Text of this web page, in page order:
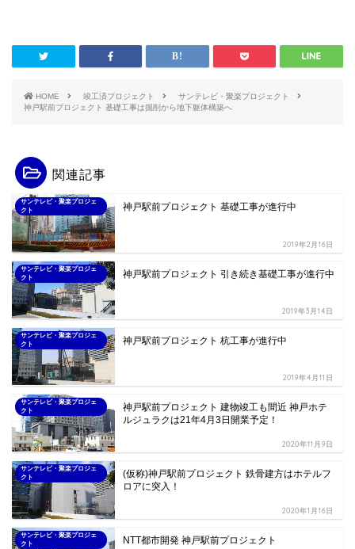
HOME 竣工済プロジェクト
サンテレビ・聚楽プロジェクト
神戸駅前プロジェクト 基礎工事は掘削から地下躯体構築へ
関連記事
サンテレビ・聚楽プロジェ
クト
神戸駅前プロジェクト 基礎工事が進行中
2019年2月16日
サンテレビ・聚楽プロジェ
クト
神戸駅前プロジェクト 引き続き基礎工事が進行中
2019年3月14日
サンテレビ・聚楽プロジェ
クト
神戸駅前プロジェクト 杭工事が進行中
2019年4月11日
サンテレビ・聚楽プロジェ
クト
神戸駅前プロジェクト 建物竣工も間近 神戸ホテ
ルジュラクは21年4月3日開業予定！
2020年11月9日
サンテレビ・聚楽プロジェ
クト
(仮称)神戸駅前プロジェクト 鉄骨建方はホテルフ
ロアに突入！
2020年1月16日
サンテレビ・聚楽プロジェ
クト
NTT都市開発 神戸駅前プロジェクト